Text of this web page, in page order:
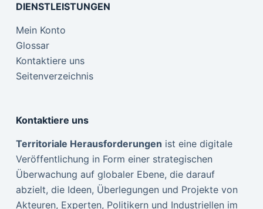
DIENSTLEISTUNGEN
Mein Konto
Glossar
Kontaktiere uns
Seitenverzeichnis
Kontaktiere uns
Territoriale Herausforderungen ist eine digitale
Veröffentlichung in Form einer strategischen
Überwachung auf globaler Ebene, die darauf
abzielt, die Ideen, Überlegungen und Projekte von
Akteuren, Experten, Politikern und Industriellen im